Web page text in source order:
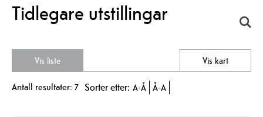
Tidlegare utstillingar
Vis liste Vis kart
Antall resultater: 7 Sorter etter: A-Å Å-A